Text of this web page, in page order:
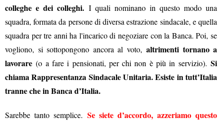
colleghe e dei colleghi. I quali nominano in questo modo una
squadra, formata da persone di diversa estrazione sindacale, e quella
squadra per tre anni ha l'incarico di negoziare con la Banca. Poi, se
vogliono, si sottopongono ancora al voto, altrimenti tornano a
lavorare (o a fare i pensionati, per chi non è più in servizio). Si
chiama Rappresentanza Sindacale Unitaria. Esiste in tutt’Italia
tranne che in Banca d’Italia.
Sarebbe tanto semplice. Se siete d’accordo, azzeriamo questo